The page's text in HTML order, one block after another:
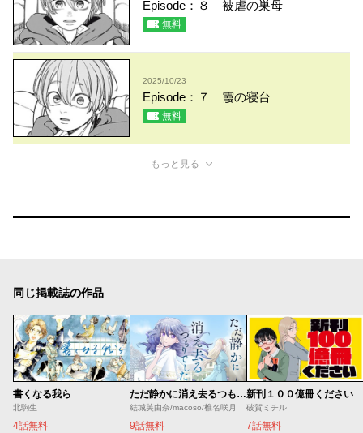
Episode：８ 被虐の巣母
無料
2025/10/23
Episode：７ 霞の寝台
無料
もっと見る
同じ掲載誌の作品
書くなる我ら
北駒生
4話無料
ただ静かに消え去るつもりでした
結城芙由奈/macoso/椎名咲月
9話無料
新刊１００億冊ください
破賀ミチル
7話無料